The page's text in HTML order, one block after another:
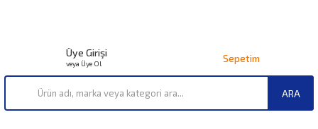
ARA
Üye Girişi
veya Üye Ol Sepetim